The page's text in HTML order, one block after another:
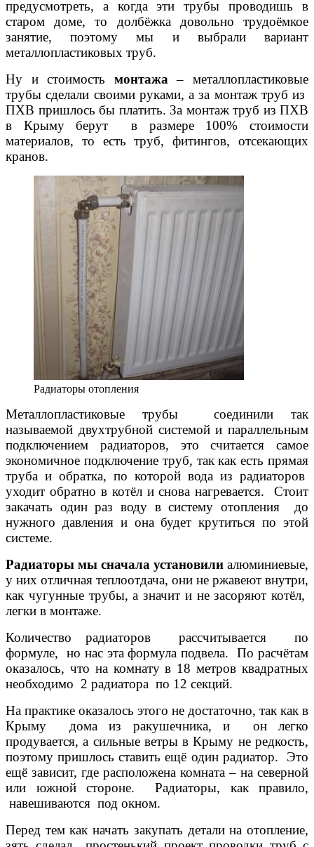
предусмотреть, а когда эти трубы проводишь в
старом доме, то долбёжка довольно трудоёмкое
занятие, поэтому мы и выбрали вариант
металлопластиковых труб.
Ну и стоимость монтажа – металлопластиковые
трубы сделали своими руками, а за монтаж труб из
ПХВ пришлось бы платить. За монтаж труб из ПХВ
в Крыму берут в размере 100% стоимости
материалов, то есть труб, фитингов, отсекающих
кранов.
Радиаторы отопления
Металлопластиковые трубы соединили так
называемой двухтрубной системой и параллельным
подключением радиаторов, это считается самое
экономичное подключение труб, так как есть прямая
труба и обратка, по которой вода из радиаторов
уходит обратно в котёл и снова нагревается. Стоит
закачать один раз воду в систему отопления до
нужного давления и она будет крутиться по этой
системе.
Радиаторы мы сначала установили алюминиевые,
у них отличная теплоотдача, они не ржавеют внутри,
как чугунные трубы, а значит и не засоряют котёл,
легки в монтаже.
Количество радиаторов рассчитывается по
формуле, но нас эта формула подвела. По расчётам
оказалось, что на комнату в 18 метров квадратных
необходимо 2 радиатора по 12 секций.
На практике оказалось этого не достаточно, так как в
Крыму дома из ракушечника, и он легко
продувается, а сильные ветры в Крыму не редкость,
поэтому пришлось ставить ещё один радиатор. Это
ещё зависит, где расположена комната – на северной
или южной стороне. Радиаторы, как правило,
навешиваются под окном.
Перед тем как начать закупать детали на отопление,